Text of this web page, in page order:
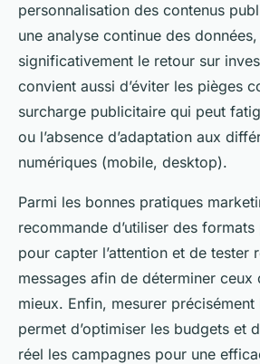
personnalisation des contenus
une analyse continue des
significativement le retour sur
convient aussi d’éviter les pièges
surcharge publicitaire qui peut
ou l’absence d’adaptation aux
numériques (mobile, desktop).
Parmi les bonnes pratiques
recommande d’utiliser des
pour capter l’attention et de tester
messages afin de déterminer
mieux. Enfin, mesurer
permet d’optimiser les budgets et
réel les campagnes pour une